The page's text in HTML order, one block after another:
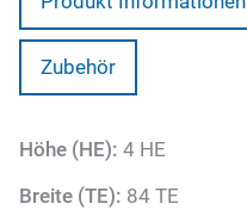
Zubehör
Höhe (HE): 4 HE
Breite (TE): 84 TE